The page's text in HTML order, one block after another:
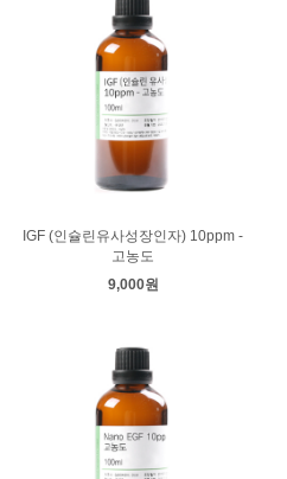
IGF (인슐린유사성장인자) 10ppm -
고농도
9,000원